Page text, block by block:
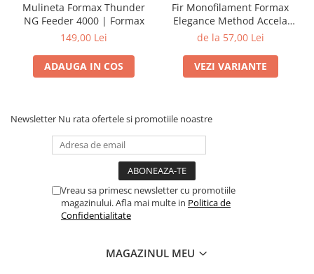
Mulineta Formax Thunder
NG Feeder 4000 | Formax
149,00 Lei
ADAUGA IN COS
Fir Monofilament Formax
Elegance Method Accela
Distance Feeder Fluo 1000m
de la 57,00 Lei
VEZI VARIANTE
Newsletter Nu rata ofertele si promotiile noastre
Vreau sa primesc newsletter cu promotiile
magazinului. Afla mai multe in Politica de
Confidentialitate
MAGAZINUL MEU